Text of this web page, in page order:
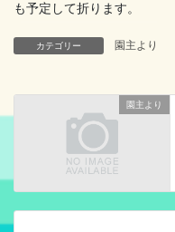
も予定して折ります。
カテゴリー 園主より
園主より